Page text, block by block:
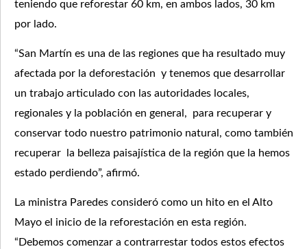
teniendo que reforestar 60 km, en ambos lados, 30 km
por lado.
“San Martín es una de las regiones que ha resultado muy
afectada por la deforestación y tenemos que desarrollar
un trabajo articulado con las autoridades locales,
regionales y la población en general, para recuperar y
conservar todo nuestro patrimonio natural, como también
recuperar la belleza paisajística de la región que la hemos
estado perdiendo”, afirmó.
La ministra Paredes consideró como un hito en el Alto
Mayo el inicio de la reforestación en esta región.
“Debemos comenzar a contrarrestar todos estos efectos